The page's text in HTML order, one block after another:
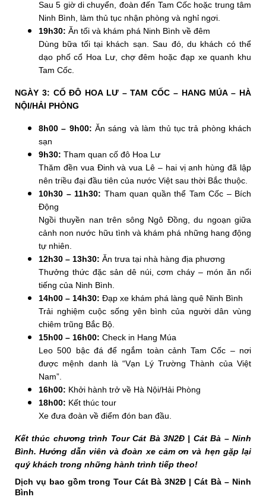
Sau 5 giờ di chuyển, đoàn đến Tam Cốc hoặc trung tâm
Ninh Bình, làm thủ tục nhận phòng và nghỉ ngơi.
19h30: Ăn tối và khám phá Ninh Bình về đêm
Dùng bữa tối tại khách sạn. Sau đó, du khách có thể
dạo phố cổ Hoa Lư, chợ đêm hoặc đạp xe quanh khu
Tam Cốc.
NGÀY 3: CỐ ĐÔ HOA LƯ – TAM CỐC – HANG MÚA – HÀ
NỘI/HẢI PHÒNG
8h00 – 9h00: Ăn sáng và làm thủ tục trả phòng khách
sạn
9h30: Tham quan cố đô Hoa Lư
Thăm đền vua Đinh và vua Lê – hai vị anh hùng đã lập
nên triều đại đầu tiên của nước Việt sau thời Bắc thuộc.
10h30 – 11h30: Tham quan quần thể Tam Cốc – Bích
Động
Ngồi thuyền nan trên sông Ngô Đồng, du ngoạn giữa
cảnh non nước hữu tình và khám phá những hang động
tự nhiên.
12h30 – 13h30: Ăn trưa tại nhà hàng địa phương
Thưởng thức đặc sản dê núi, cơm cháy – món ăn nổi
tiếng của Ninh Bình.
14h00 – 14h30: Đạp xe khám phá làng quê Ninh Bình
Trải nghiệm cuộc sống yên bình của người dân vùng
chiêm trũng Bắc Bộ.
15h00 – 16h00: Check in Hang Múa
Leo 500 bậc đá để ngắm toàn cảnh Tam Cốc – nơi
được mệnh danh là “Vạn Lý Trường Thành của Việt
Nam”.
16h00: Khởi hành trở về Hà Nội/Hải Phòng
18h00: Kết thúc tour
Xe đưa đoàn về điểm đón ban đầu.
Kết thúc chương trình Tour Cát Bà 3N2Đ | Cát Bà – Ninh
Bình. Hướng dẫn viên và đoàn xe cảm ơn và hẹn gặp lại
quý khách trong những hành trình tiếp theo!
Dịch vụ bao gồm trong Tour Cát Bà 3N2Đ | Cát Bà – Ninh
Bình